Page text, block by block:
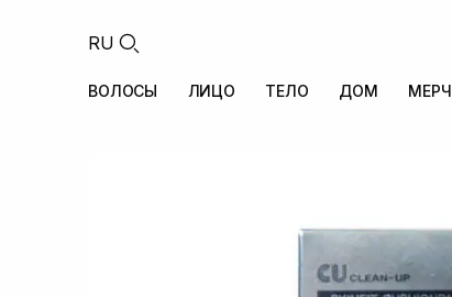
RU
ВОЛОСЫ ЛИЦО ТЕЛО ДОМ МЕРЧ